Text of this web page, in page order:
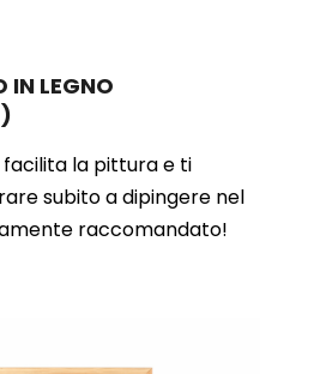
IN LEGNO
la pittura e ti
subito a dipingere nel
raccomandato!